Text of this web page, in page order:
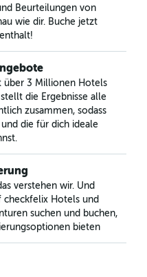
Beurteilungen von
wie dir. Buche jetzt
über 3 Millionen Hotels
die Ergebnisse alle
zusammen, sodass
die für dich ideale
verstehen wir. Und
checkfelix Hotels und
suchen und buchen,
bieten